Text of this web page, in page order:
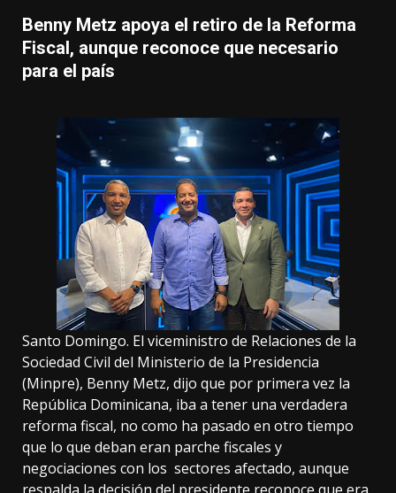
Benny Metz apoya el retiro de la Reforma
Fiscal, aunque reconoce que necesario
para el país
Santo Domingo. El viceministro de Relaciones de la
Sociedad Civil del Ministerio de la Presidencia
(Minpre), Benny Metz, dijo que por primera vez la
República Dominicana, iba a tener una verdadera
reforma fiscal, no como ha pasado en otro tiempo
que lo que deban eran parche fiscales y
negociaciones con los sectores afectado, aunque